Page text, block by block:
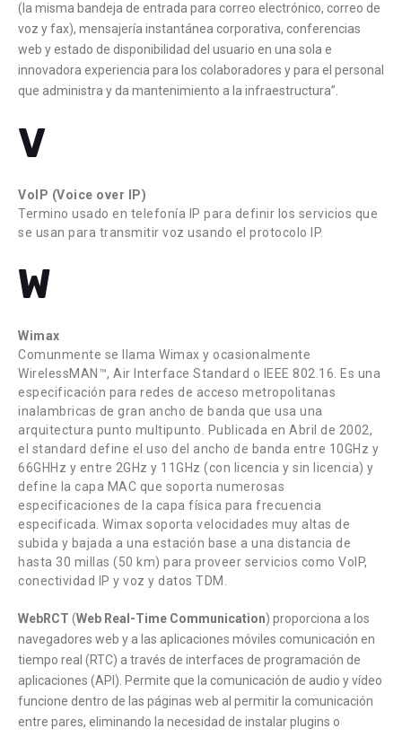
(la misma bandeja de entrada para correo electrónico, correo de
voz y fax), mensajería instantánea corporativa, conferencias
web y estado de disponibilidad del usuario en una sola e
innovadora experiencia para los colaboradores y para el personal
que administra y da mantenimiento a la infraestructura”.
V
VoIP (Voice over IP)
Termino usado en telefonía IP para definir los servicios que
se usan para transmitir voz usando el protocolo IP.
W
Wimax
Comunmente se llama Wimax y ocasionalmente
WirelessMAN™, Air Interface Standard o IEEE 802.16. Es una
especificación para redes de acceso metropolitanas
inalambricas de gran ancho de banda que usa una
arquitectura punto multipunto. Publicada en Abril de 2002,
el standard define el uso del ancho de banda entre 10GHz y
66GHHz y entre 2GHz y 11GHz (con licencia y sin licencia) y
define la capa MAC que soporta numerosas
especificaciones de la capa física para frecuencia
especificada. Wimax soporta velocidades muy altas de
subida y bajada a una estación base a una distancia de
hasta 30 millas (50 km) para proveer servicios como VoIP,
conectividad IP y voz y datos TDM.
WebRCT (Web Real-Time Communication) proporciona a los
navegadores web y a las aplicaciones móviles comunicación en
tiempo real (RTC) a través de interfaces de programación de
aplicaciones (API). Permite que la comunicación de audio y vídeo
funcione dentro de las páginas web al permitir la comunicación
entre pares, eliminando la necesidad de instalar plugins o